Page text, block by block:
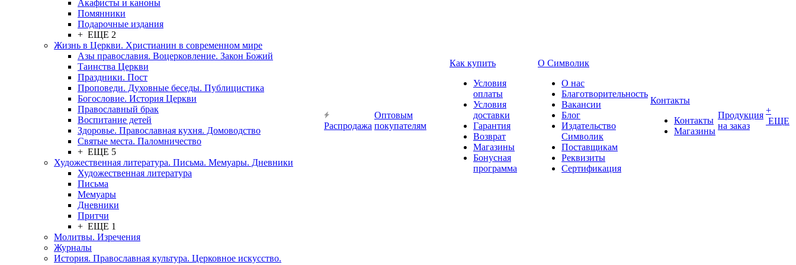
Акафисты и каноны
Помянники
Подарочные издания
+ ЕЩЕ 2
Жизнь в Церкви. Христианин в современном мире
Азы православия. Воцерковление. Закон Божий
Таинства Церкви
Праздники. Пост
Проповеди. Духовные беседы. Публицистика
Богословие. История Церкви
Православный брак
Воспитание детей
Здоровье. Православная кухня. Домоводство
Святые места. Паломничество
+ ЕЩЕ 5
Художественная литература. Письма. Мемуары. Дневники
Художественная литература
Письма
Мемуары
Дневники
Притчи
+ ЕЩЕ 1
Молитвы. Изречения
Журналы
История. Православная культура. Церковное искусство.
Распродажа
Оптовым
покупателям
Как купить
Условия
оплаты
Условия
доставки
Гарантия
Возврат
Магазины
Бонусная
программа
О Символик
О нас
Благотворительность
Вакансии
Блог
Издательство
Символик
Поставщикам
Реквизиты
Сертификация
Контакты
Контакты
Магазины
Продукция
на заказ
+
ЕЩЕ